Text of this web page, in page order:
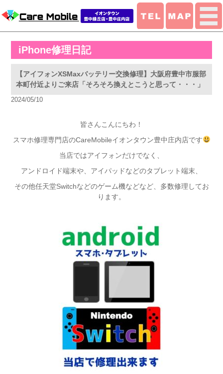
iPhone修理日記
【アイフォンXSMaxバッテリー交換修理】大阪府豊中市服部
本町付近よりご来店「そろそろ換えとこうと思って・・・」
2024/05/10
皆さんこんにちわ！
スマホ修理専門店のCareMobileイオンタウン豊中庄内店です
当店ではアイフォンだけでなく、
アンドロイド端末や、アイパッドなどのタブレット端末、
その他任天堂Switchなどのゲーム機などなど、多数修理してお
ります。